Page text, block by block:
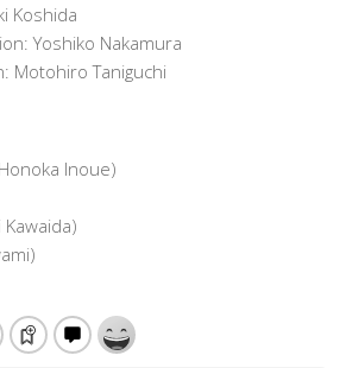
Koshida
Yoshiko Nakamura
Motohiro Taniguchi
Inoue)